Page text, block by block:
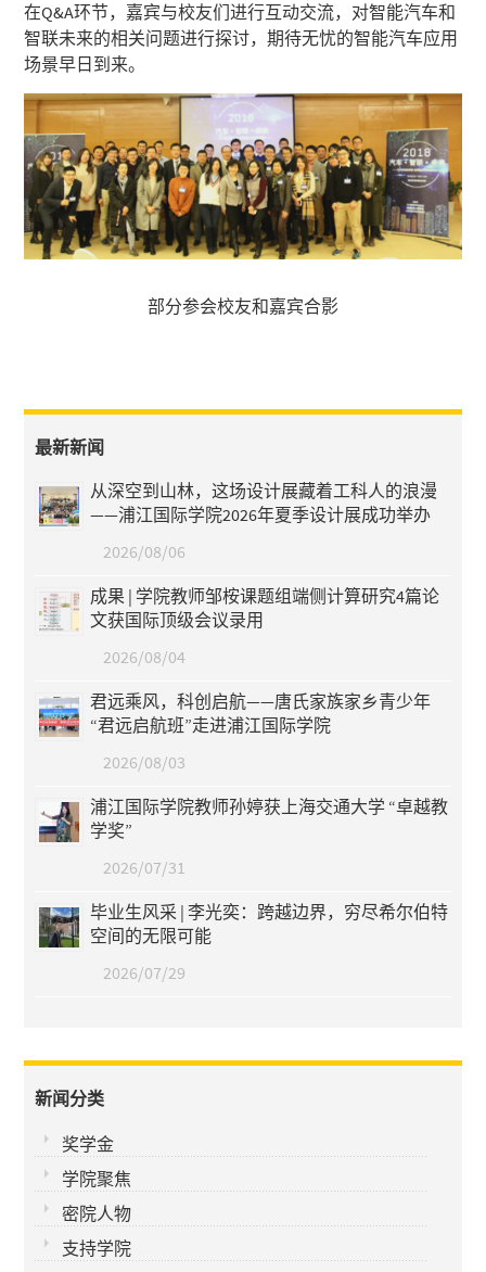
在Q&A环节，嘉宾与校友们进行互动交流，对智能汽车和
智联未来的相关问题进行探讨，期待无忧的智能汽车应用
场景早日到来。
部分参会校友和嘉宾合影
最新新闻
从深空到山林，这场设计展藏着工科人的浪漫
——浦江国际学院2026年夏季设计展成功举办
2026/08/06
成果 | 学院教师邹桉课题组端侧计算研究4篇论
文获国际顶级会议录用
2026/08/04
君远乘风，科创启航——唐氏家族家乡青少年
“君远启航班”走进浦江国际学院
2026/08/03
浦江国际学院教师孙婷获上海交通大学 “卓越教
学奖”
2026/07/31
毕业生风采 | 李光奕：跨越边界，穷尽希尔伯特
空间的无限可能
2026/07/29
新闻分类
奖学金
学院聚焦
密院人物
支持学院